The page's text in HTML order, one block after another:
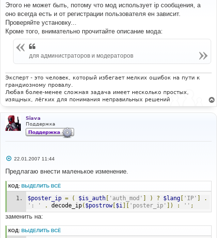
о
б
щ
е
н
и
Этого не может быть, потому что мод использует ip сообщения, а
оно всегда есть и от регистрации пользователя ен зависит.
Проверяйте установку...
Кроме того, внимательно прочитайте описание мода:
для администраторов и модераторов
Эксперт - это человек, который избегает мелких ошибок на пути к
грандиозному провалу.
Любая более-менее сложная задача имеет несколько простых,
изящных, лёгких для понимания неправильных решений
Siava
Поддержка
С
о
щ
е
22.01.2007 11:44
Предлагаю внести маленькое изменение.
КОД: ВЫДЕЛИТЬ ВСЁ
$poster_ip = ( $is_auth [ 'auth_mod' ] ) ? $lang [ 'IP' ]
.
': '
. decode_ip( $postrow[$i ][ 'poster_ip' ]) : '' ;
заменить на:
КОД: ВЫДЕЛИТЬ ВСЁ